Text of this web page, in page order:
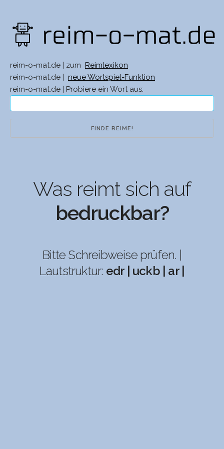
reim-o-mat.de | zum
Reimlexikon
reim-o-mat.de |
neue Wortspiel-Funktion
reim-o-mat.de | Probiere ein Wort aus:
Was reimt sich auf
bedruckbar?
Bitte Schreibweise prüfen. |
Lautstruktur: edr | uckb | ar |